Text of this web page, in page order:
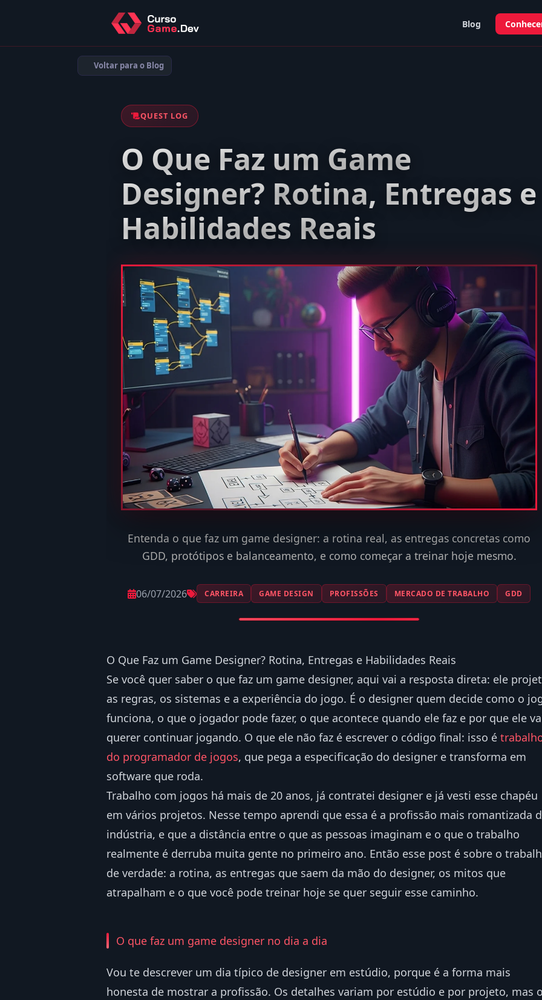
Blog
Voltar para o Blog
QUEST LOG
O Que Faz um Game
Designer? Rotina, Entregas e
Habilidades Reais
Entenda o que faz um game designer: a rotina real, as entregas concretas como
GDD, protótipos e balanceamento, e como começar a treinar hoje mesmo.
06/07/2026 CARREIRA GAME DESIGN PROFISSÕES MERCADO DE TRABALHO GDD
O Que Faz um Game Designer? Rotina, Entregas e Habilidades Reais
Se você quer saber o que faz um game designer, aqui vai a resposta direta: ele
as regras, os sistemas e a experiência do jogo. É o designer quem decide como o
funciona, o que o jogador pode fazer, o que acontece quando ele faz e por que ele
querer continuar jogando. O que ele não faz é escrever o código final: isso é
do programador de jogos, que pega a especificação do designer e transforma em
software que roda.
Trabalho com jogos há mais de 20 anos, já contratei designer e já vesti esse chapéu
em vários projetos. Nesse tempo aprendi que essa é a profissão mais romantizada
indústria, e que a distância entre o que as pessoas imaginam e o que o trabalho
realmente é derruba muita gente no primeiro ano. Então esse post é sobre o
de verdade: a rotina, as entregas que saem da mão do designer, os mitos que
atrapalham e o que você pode treinar hoje se quer seguir esse caminho.
O que faz um game designer no dia a dia
Vou te descrever um dia típico de designer em estúdio, porque é a forma mais
honesta de mostrar a profissão. Os detalhes variam por estúdio e por projeto, mas o